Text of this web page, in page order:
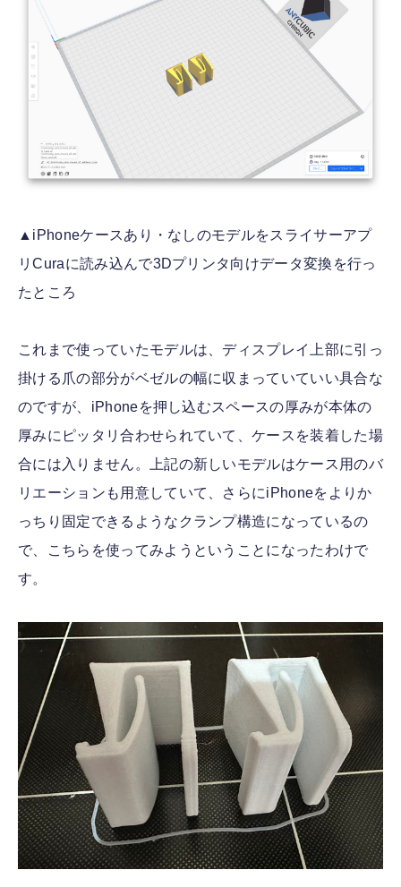
▲iPhoneケースあり・なしのモデルをスライサーアプ
リCuraに読み込んで3Dプリンタ向けデータ変換を行っ
たところ
これまで使っていたモデルは、ディスプレイ上部に引っ
掛ける爪の部分がベゼルの幅に収まっていていい具合な
のですが、iPhoneを押し込むスペースの厚みが本体の
厚みにピッタリ合わせられていて、ケースを装着した場
合には入りません。上記の新しいモデルはケース用のバ
リエーションも用意していて、さらにiPhoneをよりか
っちり固定できるようなクランプ構造になっているの
で、こちらを使ってみようということになったわけで
す。